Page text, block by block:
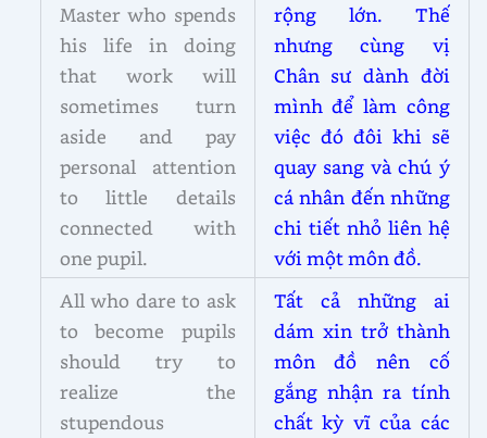
Master who spends
his life in doing
that work will
sometimes turn
aside and pay
personal attention
to little details
connected with
one pupil.
rộng lớn. Thế
nhưng cùng vị
Chân sư dành đời
mình để làm công
việc đó đôi khi sẽ
quay sang và chú ý
cá nhân đến những
chi tiết nhỏ liên hệ
với một môn đồ.
All who dare to ask
to become pupils
should try to
realize the
stupendous
Tất cả những ai
dám xin trở thành
môn đồ nên cố
gắng nhận ra tính
chất kỳ vĩ của các